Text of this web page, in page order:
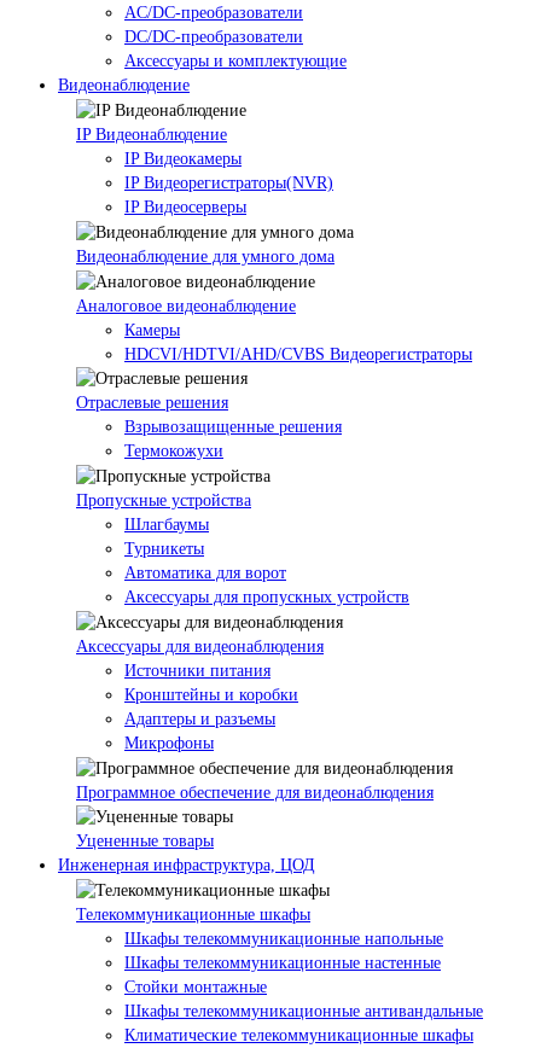
AC/DC-преобразователи
DC/DC-преобразователи
Аксессуары и комплектующие
Видеонаблюдение
IP Видеонаблюдение
IP Видеокамеры
IP Видеорегистраторы(NVR)
IP Видеосерверы
Видеонаблюдение для умного дома
Аналоговое видеонаблюдение
Камеры
HDCVI/HDTVI/AHD/CVBS Видеорегистраторы
Отраслевые решения
Взрывозащищенные решения
Термокожухи
Пропускные устройства
Шлагбаумы
Турникеты
Автоматика для ворот
Аксессуары для пропускных устройств
Аксессуары для видеонаблюдения
Источники питания
Кронштейны и коробки
Адаптеры и разъемы
Микрофоны
Программное обеспечение для видеонаблюдения
Уцененные товары
Инженерная инфраструктура, ЦОД
Телекоммуникационные шкафы
Шкафы телекоммуникационные напольные
Шкафы телекоммуникационные настенные
Стойки монтажные
Шкафы телекоммуникационные антивандальные
Климатические телекоммуникационные шкафы